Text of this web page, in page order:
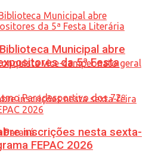
Municipal abre
da 5ª Festa
inscrições nesta sexta-
FEPAC 2026